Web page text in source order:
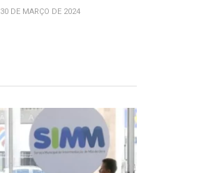
30 DE MARÇO DE 2024